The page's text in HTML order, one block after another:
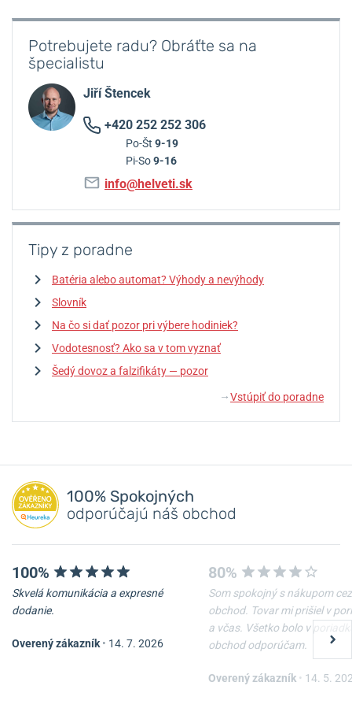
Potrebujete radu? Obráťte sa na
špecialistu
Jiří Štencek
+420 252 252 306
Po-Št 9-19
Pi-So9-16
info@helveti.sk
Tipy z poradne
Batéria alebo automat? Výhody a nevýhody
Slovník
Na čo si dať pozor pri výbere hodiniek?
Vodotesnosť? Ako sa v tom vyznať
Šedý dovoz a falzifikáty — pozor
↓ Vstúpiť do poradne
100% Spokojných
odporúčajú náš obchod
100%
Skvelá komunikácia a expresné
dodanie.
Overený zákazník • 14. 7. 2026
80%
Som spokojný s nákupom cez
obchod. Tovar mi prišiel v
a včas. Všetko bolo v
obchod odporúčam.
Overený zákazník • 14. 5.